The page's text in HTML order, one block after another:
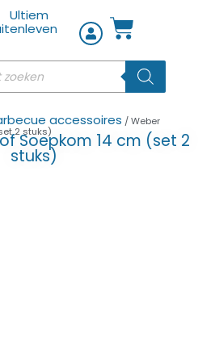
accessoires / Weber
2 stuks)
Soepkom 14 cm (set 2
stuks)